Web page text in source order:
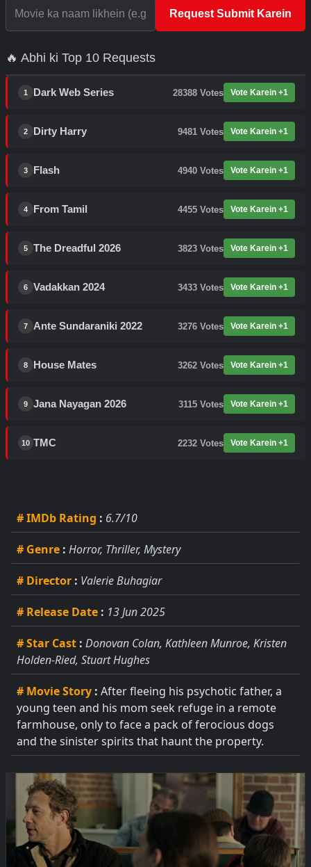
Request Submit Karein
🔥 Abhi ki Top 10 Requests
1 Dark Web Series 28388 Votes Vote Karein +1
2 Dirty Harry 9481 Votes Vote Karein +1
3 Flash 4940 Votes Vote Karein +1
4 From Tamil 4455 Votes Vote Karein +1
5 The Dreadful 2026 3823 Votes Vote Karein +1
6 Vadakkan 2024 3433 Votes Vote Karein +1
7 Ante Sundaraniki 2022 3276 Votes Vote Karein +1
8 House Mates 3262 Votes Vote Karein +1
9 Jana Nayagan 2026 3115 Votes Vote Karein +1
10 TMC 2232 Votes Vote Karein +1
# IMDb Rating : 6.7/10
# Genre : Horror, Thriller, Mystery
# Director : Valerie Buhagiar
# Release Date : 13 Jun 2025
# Star Cast : Donovan Colan, Kathleen Munroe, Kristen
Holden-Ried, Stuart Hughes
# Movie Story : After fleeing his psychotic father, a
young teen and his mom seek refuge in a remote
farmhouse, only to face a pack of ferocious dogs
and the sinister spirits that haunt the property.